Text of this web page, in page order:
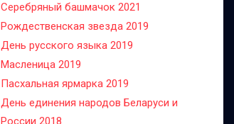
Серебряный башмачок 2021
Рождественская звезда 2019
День русского языка 2019
Масленица 2019
Пасхальная ярмарка 2019
День единения народов Беларуси и
России 2018